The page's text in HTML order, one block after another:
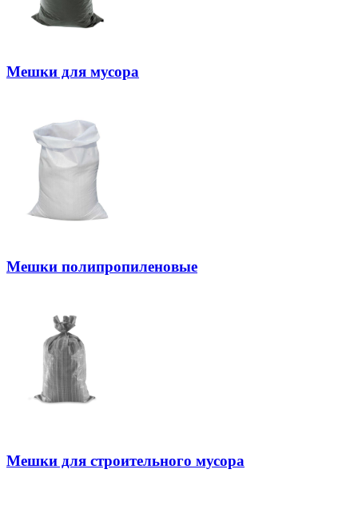
Мешки для мусора
Мешки полипропиленовые
Мешки для строительного мусора